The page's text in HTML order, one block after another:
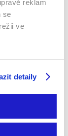
reklam
se
ve
detaily
Pohádka